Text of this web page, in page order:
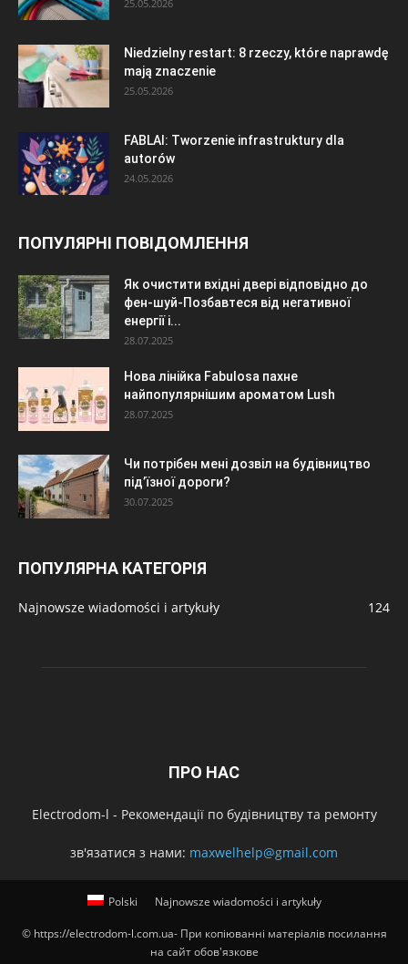
25.05.2026
Niedzielny restart: 8 rzeczy, które naprawdę
mają znaczenie
25.05.2026
FABLAI: Tworzenie infrastruktury dla
autorów
24.05.2026
ПОПУЛЯРНІ ПОВІДОМЛЕННЯ
Як очистити вхідні двері відповідно до
фен-шуй-Позбавтеся від негативної
енергії і...
28.07.2025
Нова лінійка Fabulosa пахне
найпопулярнішим ароматом Lush
28.07.2025
Чи потрібен мені дозвіл на будівництво
під’їзної дороги?
30.07.2025
ПОПУЛЯРНА КАТЕГОРІЯ
Najnowsze wiadomości i artykuły 124
ПРО НАС
Electrodom-l - Рекомендації по будівництву та ремонту
зв'язатися з нами: maxwelhelp@gmail.com
Polski Najnowsze wiadomości i artykuły
© https://electrodom-l.com.ua- При копіюванні матеріалів посилання
на сайт обов'язкове